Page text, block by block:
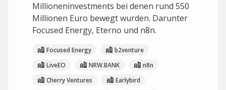
Millioneninvestments bei denen rund 550
Millionen Euro bewegt wurden. Darunter
Focused Energy, Eterno und n8n.
Focused Energy
b2venture
LiveEO
NRW.BANK
n8n
Cherry Ventures
Earlybird